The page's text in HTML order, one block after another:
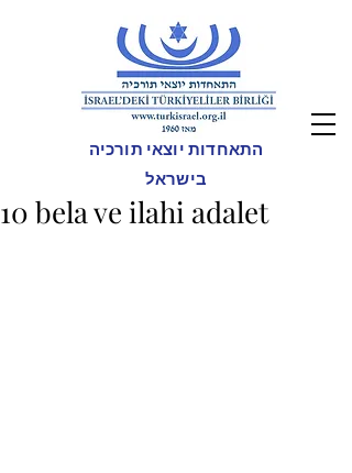
התאחדות יוצאי תורכיה
בישראל
10 bela ve ilahi adalet